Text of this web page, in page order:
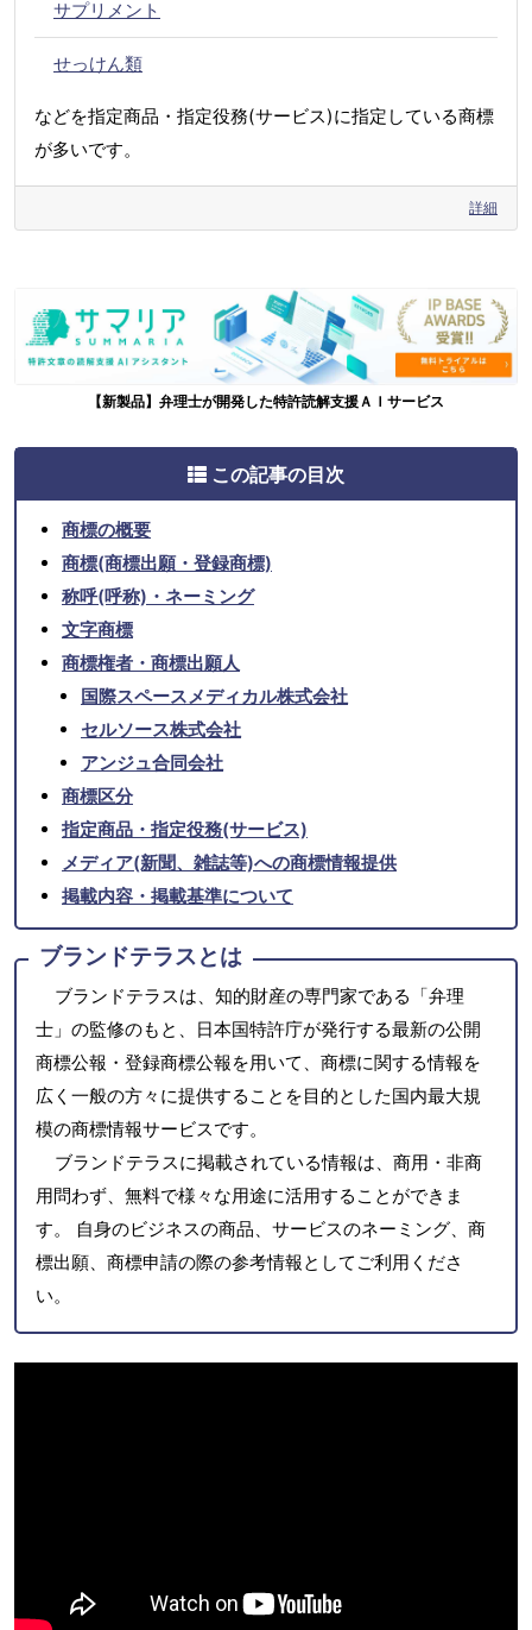
サプリメント
せっけん類
などを指定商品・指定役務(サービス)に指定している商標
が多いです。
詳細
【新製品】弁理士が開発した特許読解支援ＡＩサービス
この記事の目次
商標の概要
商標(商標出願・登録商標)
称呼(呼称)・ネーミング
文字商標
商標権者・商標出願人
国際スペースメディカル株式会社
セルソース株式会社
アンジュ合同会社
商標区分
指定商品・指定役務(サービス)
メディア(新聞、雑誌等)への商標情報提供
掲載内容・掲載基準について
ブランドテラスとは
ブランドテラスは、知的財産の専門家である「弁理
士」の監修のもと、日本国特許庁が発行する最新の公開
商標公報・登録商標公報を用いて、商標に関する情報を
広く一般の方々に提供することを目的とした国内最大規
模の商標情報サービスです。
ブランドテラスに掲載されている情報は、商用・非商
用問わず、無料で様々な用途に活用することができま
す。 自身のビジネスの商品、サービスのネーミング、商
標出願、商標申請の際の参考情報としてご利用くださ
い。